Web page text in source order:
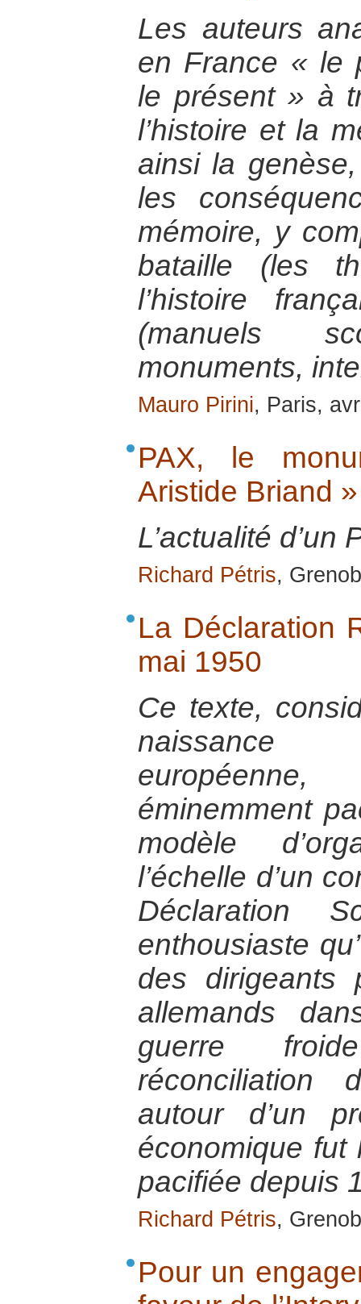
Les auteurs
en France « le
le présent » à
l’histoire et la
ainsi la
les
mémoire, y
bataille (les
l’histoire
(manuels
monuments,
Mauro Pirini, Paris,
PAX, le
Aristide Briand »
L’actualité d’un
Richard Pétris,
La Déclaration
mai 1950
Ce texte,
naissance
éminemment
modèle
l’échelle d’un
Déclaration
enthousiaste
des dirigeants
allemands
guerre
réconciliation
autour d’un
économique fut
pacifiée depuis
Richard Pétris,
Pour un